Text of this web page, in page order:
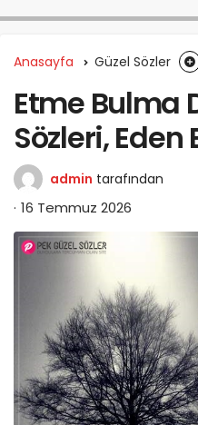
Anasayfa Güzel Sözler
Etme Bulma
Sözleri, Eden
admin tarafından
16 Temmuz 2026